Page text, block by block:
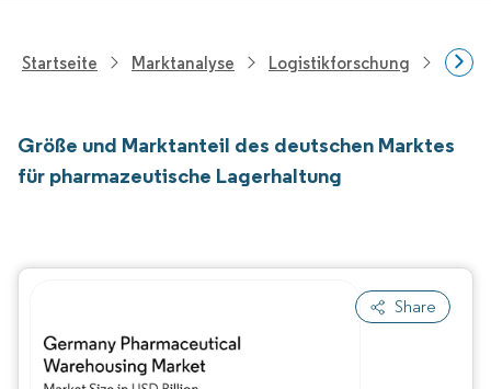
Startseite Marktanalyse Logistikforschung
Größe und Marktanteil des deutschen Marktes
für pharmazeutische Lagerhaltung
Share